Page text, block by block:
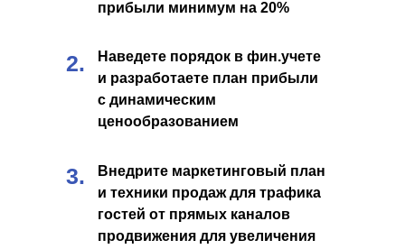
2.
Наведете порядок в фин.учете
и разработаете план прибыли
с динамическим
ценообразованием
прибыли минимум на 20%
3.
Внедрите маркетинговый план
и техники продаж для трафика
гостей от прямых каналов
продвижения для увеличения